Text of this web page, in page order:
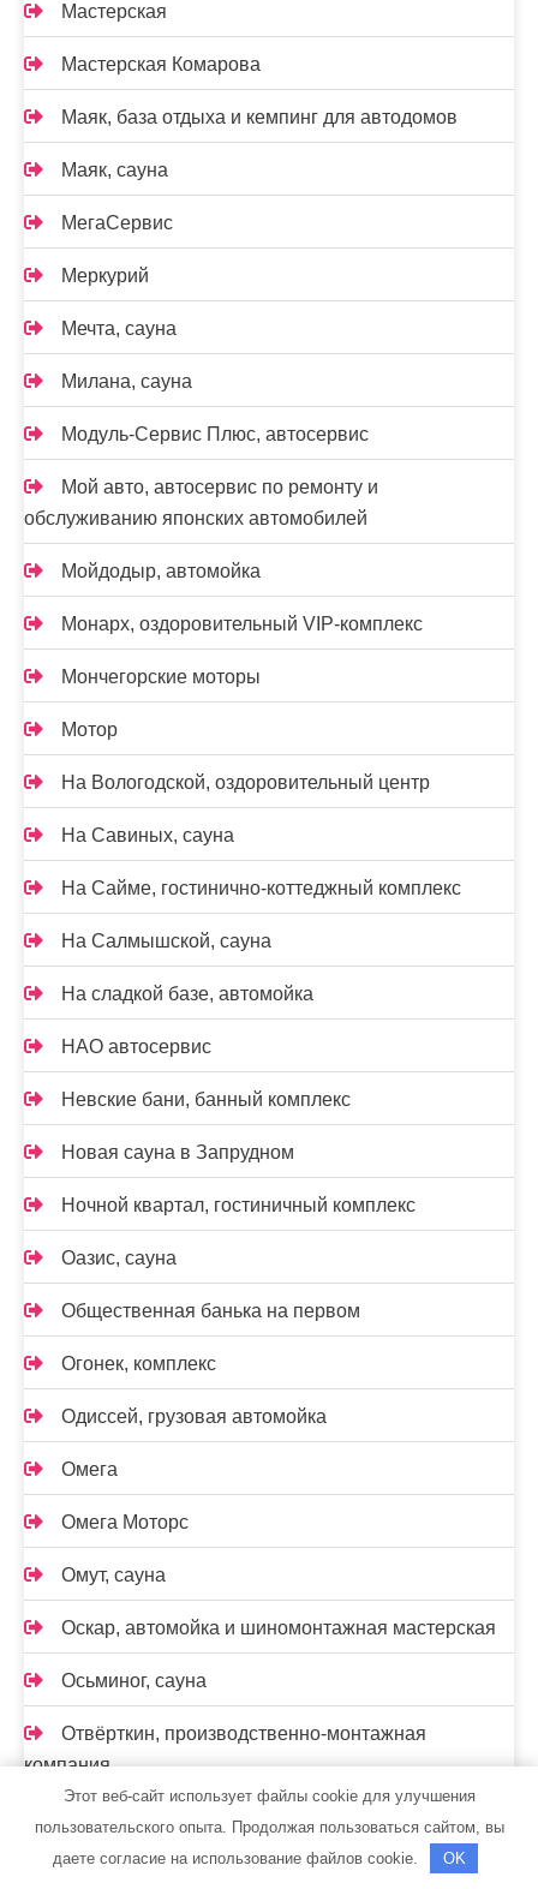
Мастерская
Мастерская Комарова
Маяк, база отдыха и кемпинг для автодомов
Маяк, сауна
МегаСервис
Меркурий
Мечта, сауна
Милана, сауна
Модуль-Сервис Плюс, автосервис
Мой авто, автосервис по ремонту и
обслуживанию японских автомобилей
Мойдодыр, автомойка
Монарх, оздоровительный VIP-комплекс
Мончегорские моторы
Мотор
На Вологодской, оздоровительный центр
На Савиных, сауна
На Сайме, гостинично-коттеджный комплекс
На Салмышской, сауна
На сладкой базе, автомойка
НАО автосервис
Невские бани, банный комплекс
Новая сауна в Запрудном
Ночной квартал, гостиничный комплекс
Оазис, сауна
Общественная банька на первом
Огонек, комплекс
Одиссей, грузовая автомойка
Омега
Омега Моторс
Омут, сауна
Оскар, автомойка и шиномонтажная мастерская
Осьминог, сауна
Отвёрткин, производственно-монтажная
компания
Парок, сауна
Этот веб-сайт использует файлы cookie для улучшения
пользовательского опыта. Продолжая пользоваться сайтом, вы
даете согласие на использование файлов cookie.
OK